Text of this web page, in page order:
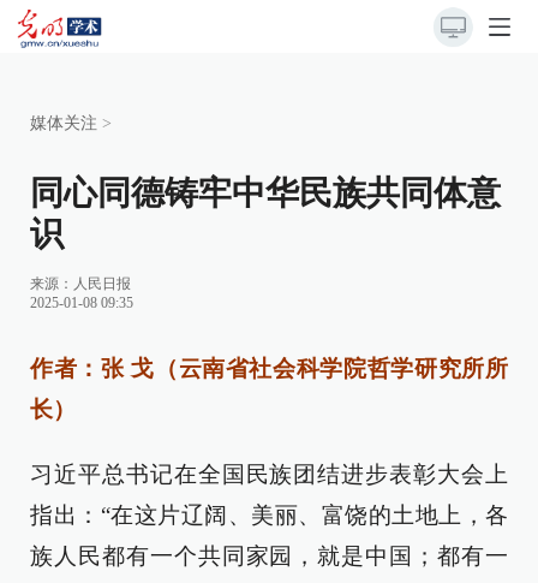
媒体关注 >
同心同德铸牢中华民族共同体意
识
来源： 人民日报
2025-01-08 09:35
作者：张 戈（云南省社会科学院哲学研究所所
长）
习近平总书记在全国民族团结进步表彰大会上
指出：“在这片辽阔、美丽、富饶的土地上，各
族人民都有一个共同家园，就是中国；都有一